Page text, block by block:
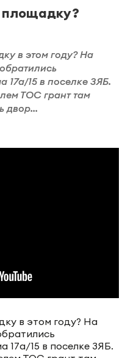
площадку?
в этом году? На
15 в поселке ЗЯБ.
ТОС грант там
двор...
в этом году? На
17а/15 в поселке ЗЯБ.